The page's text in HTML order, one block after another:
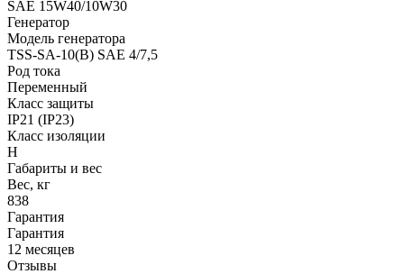
SAE 15W40/10W30
Генератор
Модель генератора
TSS-SA-10(B) SAE 4/7,5
Род тока
Переменный
Класс защиты
IP21 (IP23)
Класс изоляции
Н
Габариты и вес
Вес, кг
838
Гарантия
Гарантия
12 месяцев
Отзывы